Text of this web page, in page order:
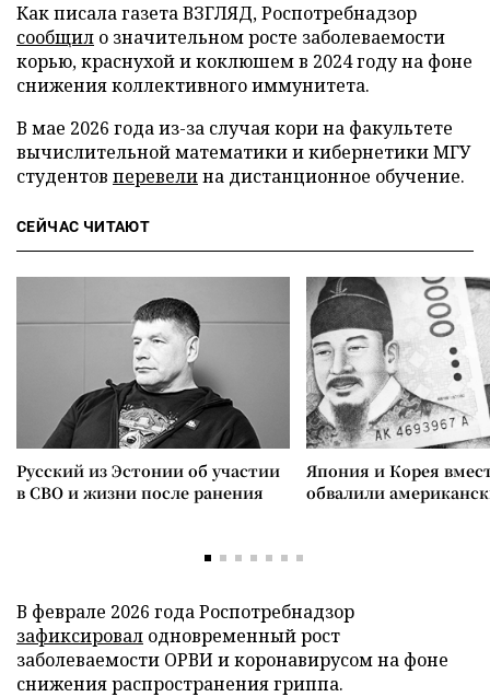
Как писала газета ВЗГЛЯД, Роспотребнадзор
сообщил о значительном росте заболеваемости
корью, краснухой и коклюшем в 2024 году на фоне
снижения коллективного иммунитета.
В мае 2026 года из-за случая кори на факультете
вычислительной математики и кибернетики МГУ
студентов перевелина дистанционное обучение.
СЕЙЧАС ЧИТАЮТ
Русский из Эстонии об участии
в СВО и жизни после ранения
Япония и Корея
обвалили
В феврале 2026 года Роспотребнадзор
зафиксировал одновременный рост
заболеваемости ОРВИ и коронавирусом на фоне
снижения распространения гриппа.